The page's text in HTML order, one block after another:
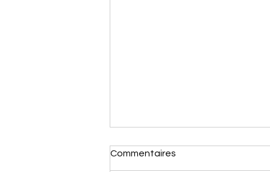
Commentaires